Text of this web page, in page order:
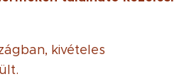
kivételes